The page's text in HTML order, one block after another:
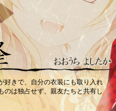
好きで、自分の衣装にも取り入れ
のは独占せず、親友たちと共有し